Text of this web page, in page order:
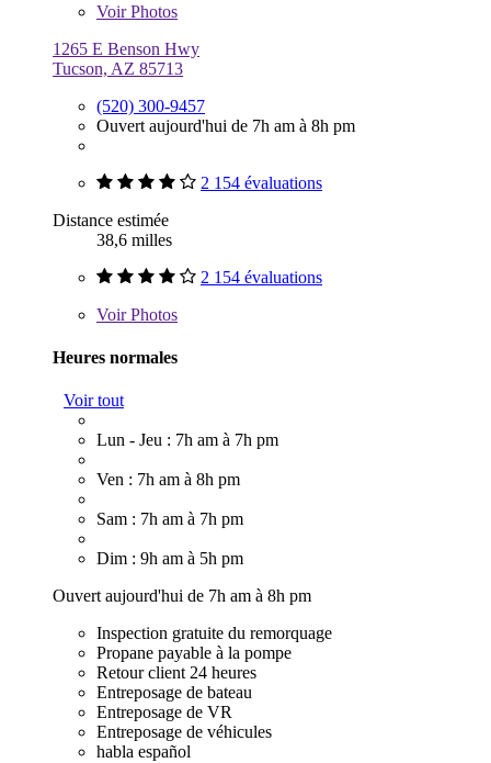
VoirPhotos
1265 E Benson Hwy
Tucson, AZ 85713
(520) 300-9457
Ouvert aujourd'hui de 7h am à 8h pm
2 154 évaluations
Distance estimée
38,6 milles
2 154 évaluations
VoirPhotos
Heures normales
Voir tout
Lun - Jeu : 7h am à 7h pm
Ven : 7h am à 8h pm
Sam : 7h am à 7h pm
Dim : 9h am à 5h pm
Ouvert aujourd'hui de 7h am à 8h pm
Inspection gratuite du remorquage
Propane payable à la pompe
Retour client 24 heures
Entreposage de bateau
Entreposage de VR
Entreposage de véhicules
habla español